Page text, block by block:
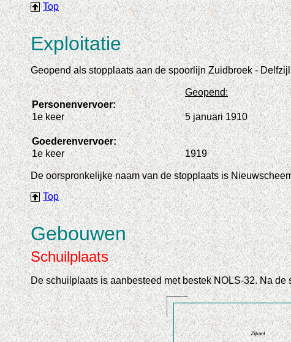
Top
Exploitatie
Geopend als stopplaats aan de spoorlijn Zuidbroek -
Geopend:
Personenvervoer:
1e keer
5 januari 1910
Goederenvervoer:
1e keer
1919
De oorspronkelijke naam van de stopplaats is
Top
Gebouwen
Schuilplaats
De schuilplaats is aanbesteed met bestek NOLS-32. Na